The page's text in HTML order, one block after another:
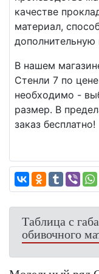
качестве
материал,
дополнительную
В нашем
Стенли 7 по
необходимо -
размер. В
заказ бесплатно!
Таблица с
обивочного